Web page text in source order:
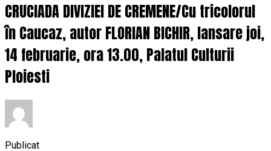
CRUCIADA DIVIZIEI DE CREMENE/Cu tricolorul
în Caucaz, autor FLORIAN BICHIR, lansare joi,
14 februarie, ora 13.00, Palatul Culturii
Ploiesti
Publicat